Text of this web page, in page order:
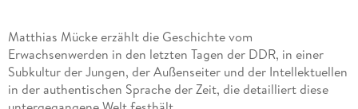
Matthias Mücke erzählt die Geschichte vom
Erwachsenwerden in den letzten Tagen der DDR, in einer
Subkultur der Jungen, der Außenseiter und der Intellektuellen
in der authentischen Sprache der Zeit, die detailliert diese